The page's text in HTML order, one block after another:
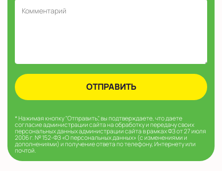
* Нажимая кнопку "Отправить", вы подтверждаете, что даете
согласие администрации сайта на обработку и передачу своих
персональных данных администрации сайта в рамках ФЗ от 27 июля
2006 г. № 152-ФЗ «О персональных данных» (с изменениями и
дополнениями) и получение ответа по телефону, Интернету или
почтой.